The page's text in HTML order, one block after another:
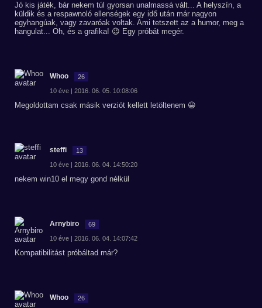
Jó kis játék, bár nekem túl gyorsan unalmassá vált... A helyszín, a
küldik és a respawnoló ellenségek egy idő után már nagyon
egyhangúak, vagy zavaróak voltak. Ami tetszett az a humor, meg a
hangulat... Oh, és a grafika! 😉 Egy próbát megér.
Whoo 26
10 éve | 2016. 06. 05. 10:08:06
Megoldottam csak másik verziót kellett letöltenem 😀
steffi 13
10 éve | 2016. 06. 04. 14:50:20
nekem win10 el megy gond nélkül
Arnybiro 69
10 éve | 2016. 06. 04. 14:07:42
Kompatibilitást próbáltad már?
Whoo 26